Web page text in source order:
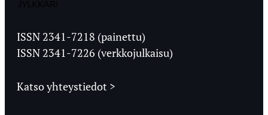
Ylioppilaslehti
ISSN 2341-7218 (painettu)
ISSN 2341-7226 (verkkojulkaisu)
Katso yhteystiedot >